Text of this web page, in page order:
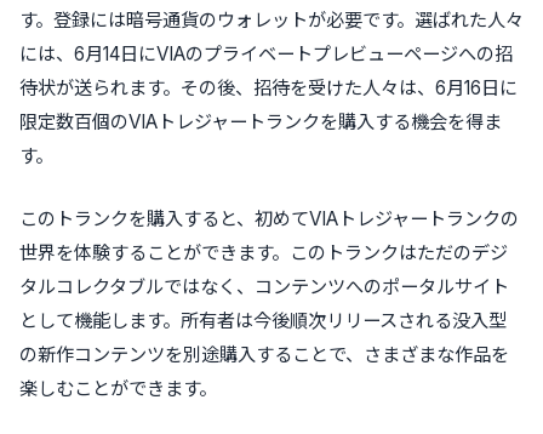
す。登録には暗号通貨のウォレットが必要です。選ばれた人々
には、6月14日にVIAのプライベートプレビューページへの招
待状が送られます。その後、招待を受けた人々は、6月16日に
限定数百個のVIAトレジャートランクを購入する機会を得ま
す。
このトランクを購入すると、初めてVIAトレジャートランクの
世界を体験することができます。このトランクはただのデジ
タルコレクタブルではなく、コンテンツへのポータルサイト
として機能します。所有者は今後順次リリースされる没入型
の新作コンテンツを別途購入することで、さまざまな作品を
楽しむことができます。